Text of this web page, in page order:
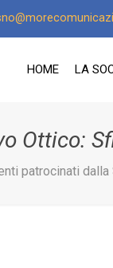
HOME LA
Ottico:
patrocinati dalla